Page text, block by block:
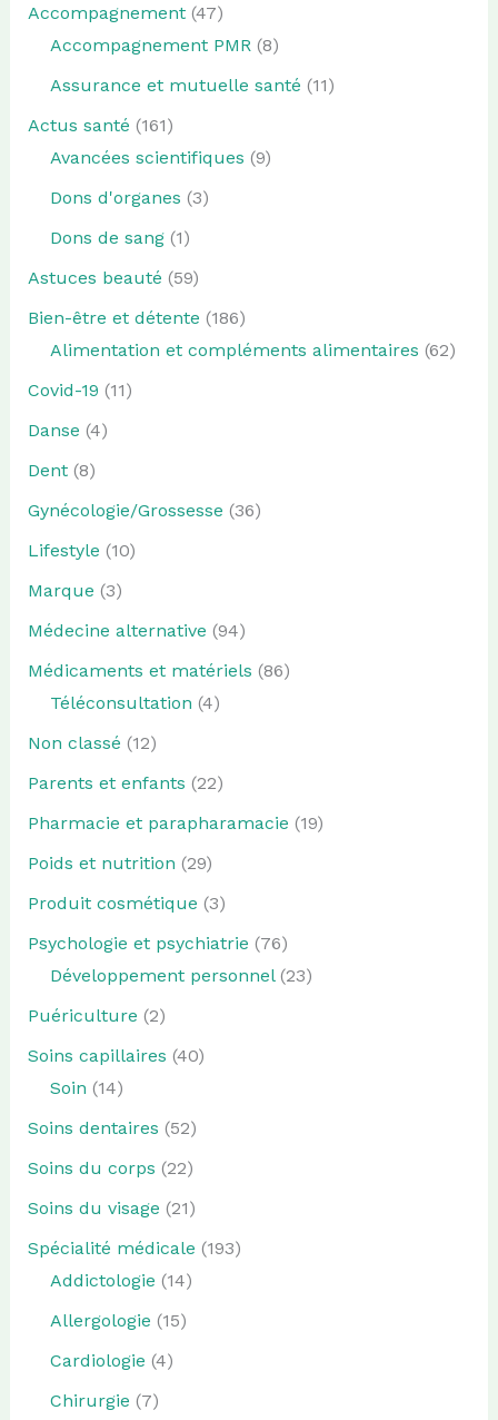
Accompagnement(47)
Accompagnement PMR (8)
Assurance et mutuelle santé (11)
Actus santé (161)
Avancées scientifiques (9)
Dons d'organes (3)
Dons de sang(1)
Astuces beauté (59)
Bien-être et détente (186)
Alimentation et compléments alimentaires (62)
Covid-19 (11)
Danse (4)
Dent(8)
Gynécologie/Grossesse (36)
Lifestyle (10)
Marque (3)
Médecine alternative (94)
Médicaments et matériels (86)
Téléconsultation (4)
Non classé (12)
Parents et enfants (22)
Pharmacie et parapharamacie (19)
Poids et nutrition (29)
Produit cosmétique (3)
Psychologie et psychiatrie (76)
Développement personnel(23)
Puériculture (2)
Soins capillaires (40)
Soin (14)
Soins dentaires (52)
Soins du corps (22)
Soins du visage (21)
Spécialité médicale (193)
Addictologie (14)
Allergologie (15)
Cardiologie (4)
Chirurgie (7)